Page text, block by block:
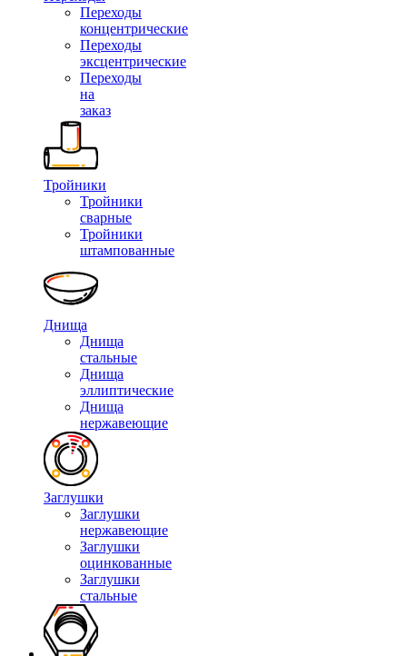
Переходы
концентрические
Переходы
эксцентрические
Переходы
на
заказ
Тройники
Тройники
сварные
Тройники
штампованные
Днища
Днища
стальные
Днища
эллиптические
Днища
нержавеющие
Заглушки
Заглушки
нержавеющие
Заглушки
оцинкованные
Заглушки
стальные